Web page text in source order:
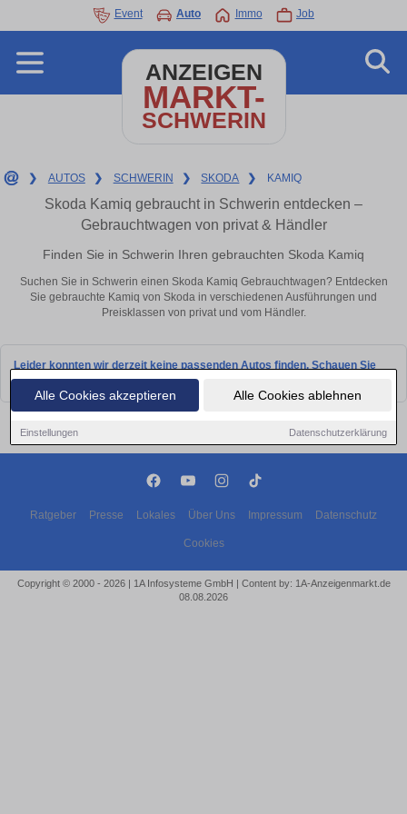
Alle Cookies akzeptieren Alle Cookies ablehnen
Einstellungen Datenschutzerklärung
Event Auto Immo Job
ANZEIGEN
MARKT-
SCHWERIN
❯ AUTOS ❯ SCHWERIN ❯ SKODA ❯ KAMIQ
Skoda Kamiq gebraucht in Schwerin entdecken –
Gebrauchtwagen von privat & Händler
Finden Sie in Schwerin Ihren gebrauchten Skoda Kamiq
Suchen Sie in Schwerin einen Skoda Kamiq Gebrauchtwagen? Entdecken
Sie gebrauchte Kamiq von Skoda in verschiedenen Ausführungen und
Preisklassen von privat und vom Händler.
Leider konnten wir derzeit keine passenden Autos finden. Schauen Sie
bald wieder vorbei!
Ratgeber Presse Lokales Über Uns Impressum Datenschutz
Cookies
Copyright © 2000 - 2026 | 1A Infosysteme GmbH | Content by: 1A-Anzeigenmarkt.de
08.08.2026